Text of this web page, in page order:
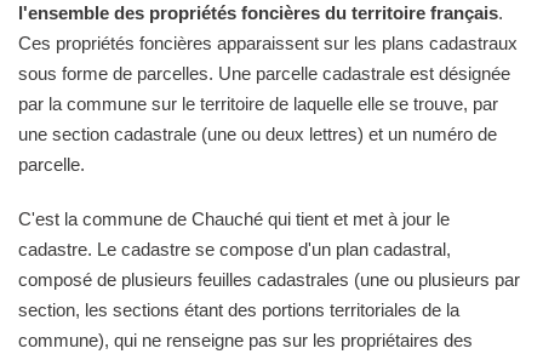
l'ensemble des propriétés foncières du territoire français.
Ces propriétés foncières apparaissent sur les plans cadastraux
sous forme de parcelles. Une parcelle cadastrale est désignée
par la commune sur le territoire de laquelle elle se trouve, par
une section cadastrale (une ou deux lettres) et un numéro de
parcelle.
C'est la commune de Chauché qui tient et met à jour le
cadastre. Le cadastre se compose d'un plan cadastral,
composé de plusieurs feuilles cadastrales (une ou plusieurs par
section, les sections étant des portions territoriales de la
commune), qui ne renseigne pas sur les propriétaires des